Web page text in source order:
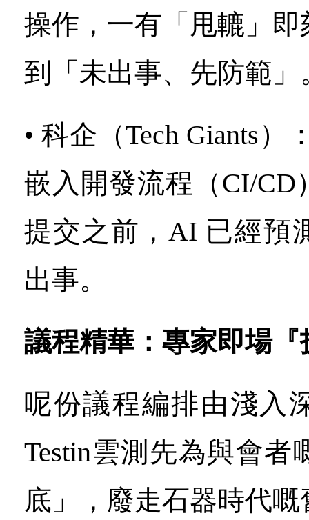
操作，一有「甩轆」
到「未出事、先防範」
• 科企（Tech Giants
嵌入開發流程（CI/CD
提交之前，AI 已經預
出事。
議程精華：專家即場『
呢份議程編排由淺入
Testin雲測先為與會者
底」，廢走石器時代